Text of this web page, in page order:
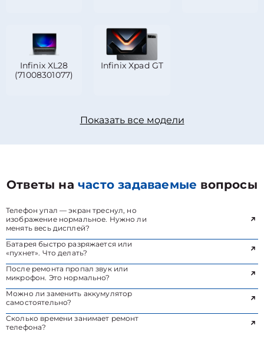
Infinix XL28
(71008301077)
Infinix Xpad GT
Показать все модели
Ответы начасто задаваемые вопросы
Телефон упал — экран треснул, но
изображение нормальное. Нужно ли
менять весь дисплей?
Батарея быстро разряжается или
«пухнет». Что делать?
После ремонта пропал звук или
микрофон. Это нормально?
Можно ли заменить аккумулятор
самостоятельно?
Сколько времени занимает ремонт
телефона?